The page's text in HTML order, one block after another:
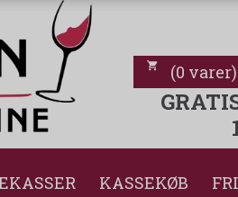
(0 varer)
KASSEKØB